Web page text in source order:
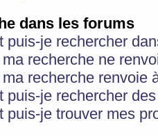
dans les forums
puis-je rechercher
recherche ne
recherche renvoie
puis-je rechercher
puis-je trouver mes